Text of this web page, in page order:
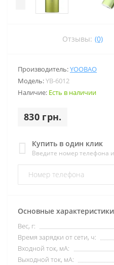
Отзывы: (0)
Производитель:YOOBAO
Модель:YB-6012
Наличие: Есть в наличии
830 грн.
Купить в один клик
Введите номер телефона
Основные характеристики
Вес, г:
Время зарядки от сети, ч:
Входной ток, мА:
Выходной ток, мА: